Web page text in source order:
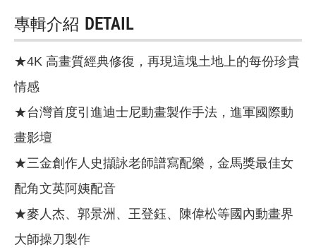
專輯介紹 DETAIL
★4K 高畫質經典修復，再現這塊土地上的每份珍貴
情感
★台灣首度引進迪士尼動畫製作手法，進軍國際動
畫影壇
★三金創作人史擷詠老師譜寫配樂，金馬獎最佳女
配角文英阿姨配音
★麥人杰、郭景洲、王登鈺、陳偉松等國內動畫界
大師操刀製作